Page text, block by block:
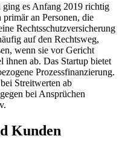
ging es Anfang 2019 richtig
an Personen, die
Rechtsschutzversicherung
auf den Rechtsweg,
wenn sie vor Gericht
ihnen ab. Das Startup bietet
Prozessfinanzierung.
Streitwerten ab
bei Ansprüchen
Kunden